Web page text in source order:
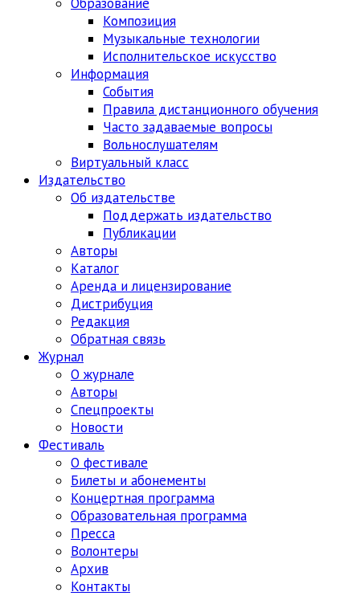
Композиция
Музыкальные технологии
Исполнительское искусство
Информация
События
Правила дистанционного обучения
Часто задаваемые вопросы
Вольнослушателям
Виртуальный класс
Издательство
Об издательстве
Поддержать издательство
Публикации
Авторы
Каталог
Аренда и лицензирование
Дистрибуция
Редакция
Обратная связь
Журнал
О журнале
Авторы
Спецпроекты
Новости
Фестиваль
О фестивале
Билеты и абонементы
Концертная программа
Образовательная программа
Пресса
Волонтеры
Архив
Контакты